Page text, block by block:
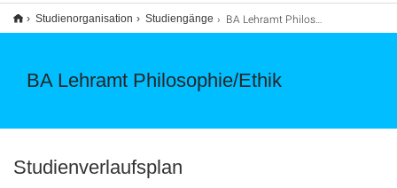
Studienorganisation Studiengänge BA Lehramt Philosophie/Ethik
BA Lehramt Philosophie/Ethik
Studienverlaufsplan